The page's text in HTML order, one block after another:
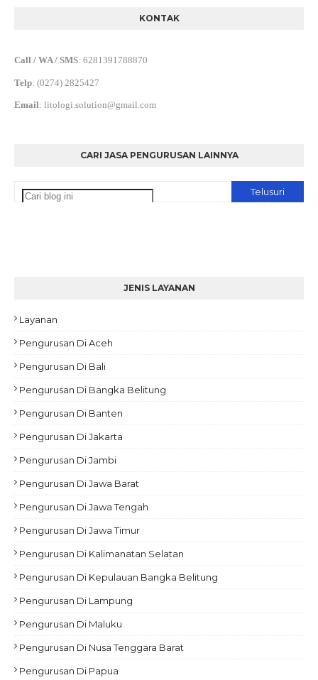
KONTAK
Call / WA / SMS: 6281391788870
Telp: (0274) 2825427
Email: litologi.solution@gmail.com
CARI JASA PENGURUSAN LAINNYA
JENIS LAYANAN
Layanan
Pengurusan Di Aceh
Pengurusan Di Bali
Pengurusan Di Bangka Belitung
Pengurusan Di Banten
Pengurusan Di Jakarta
Pengurusan Di Jambi
Pengurusan Di Jawa Barat
Pengurusan Di Jawa Tengah
Pengurusan Di Jawa Timur
Pengurusan Di Kalimanatan Selatan
Pengurusan Di Kepulauan Bangka Belitung
Pengurusan Di Lampung
Pengurusan Di Maluku
Pengurusan Di Nusa Tenggara Barat
Pengurusan Di Papua